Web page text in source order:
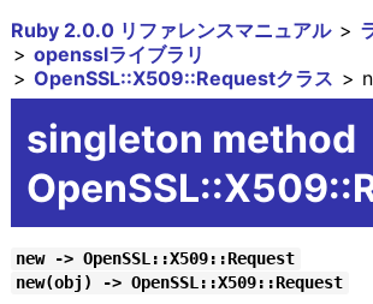
Ruby 2.0.0 リファレンスマニュアル
opensslライブラリ
OpenSSL::X509::Requestクラス
singleton method
new -> OpenSSL::X509::Request
new(obj) -> OpenSSL::X509::Request